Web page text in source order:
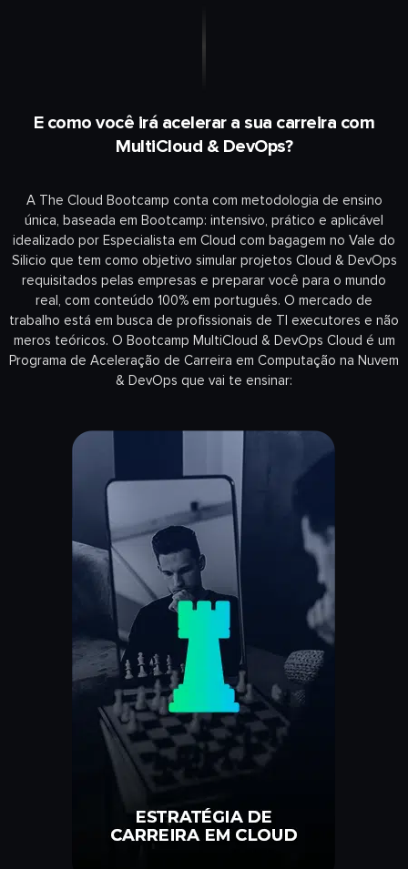
E como você irá acelerar a sua carreira com
MultiCloud & DevOps?
A The Cloud Bootcamp conta com metodologia de ensino
única, baseada em Bootcamp: intensivo, prático e aplicável
idealizado por Especialista em Cloud com bagagem no Vale do
Silicio que tem como objetivo simular projetos Cloud & DevOps
requisitados pelas empresas e preparar você para o mundo
real, com conteúdo 100% em português. O mercado de
trabalho está em busca de profissionais de TI executores e não
meros teóricos. O Bootcamp MultiCloud & DevOps Cloud é um
Programa de Aceleração de Carreira em Computação na Nuvem
& DevOps que vai te ensinar: